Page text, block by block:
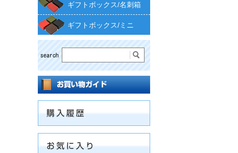
ギフトボックス/名刺箱
ギフトボックス/ミニ